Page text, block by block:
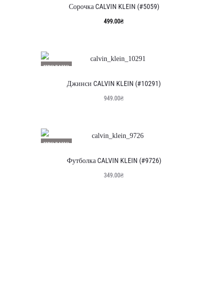
Сорочка CALVIN KLEIN (#5059)
499.00₴
ПРОДАНО
Джинси CALVIN KLEIN (#10291)
949.00₴
ПРОДАНО
Футболка CALVIN KLEIN (#9726)
349.00₴